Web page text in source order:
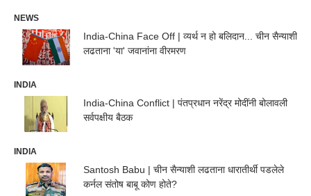
NEWS
India-China Face Off | व्यर्थ न हो बलिदान... चीन सैन्याशी
लढताना 'या' जवानांना वीरमरण
INDIA
India-China Conflict | पंतप्रधान नरेंद्र मोदींनी बोलावली
सर्वपक्षीय बैठक
INDIA
Santosh Babu | चीन सैन्याशी लढताना धारातीर्थी पडलेले
कर्नल संतोष बाबू कोण होते?